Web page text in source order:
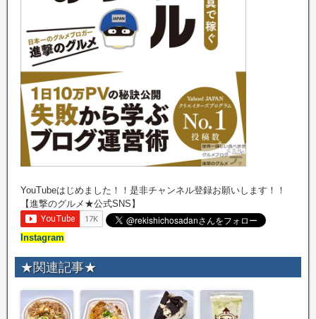
YouTubeはじめました！！是非チャンネル登録お願いします！！
【進撃のグルメ★公式SNS】
Instagram
★関連記事★